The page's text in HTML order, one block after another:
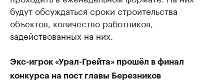
будут обсуждаться сроки строительства
объектов, количество работников,
задействованных на них.
Экс-игрок «Урал-Грейта» прошёл в финал
конкурса на пост главы Березников